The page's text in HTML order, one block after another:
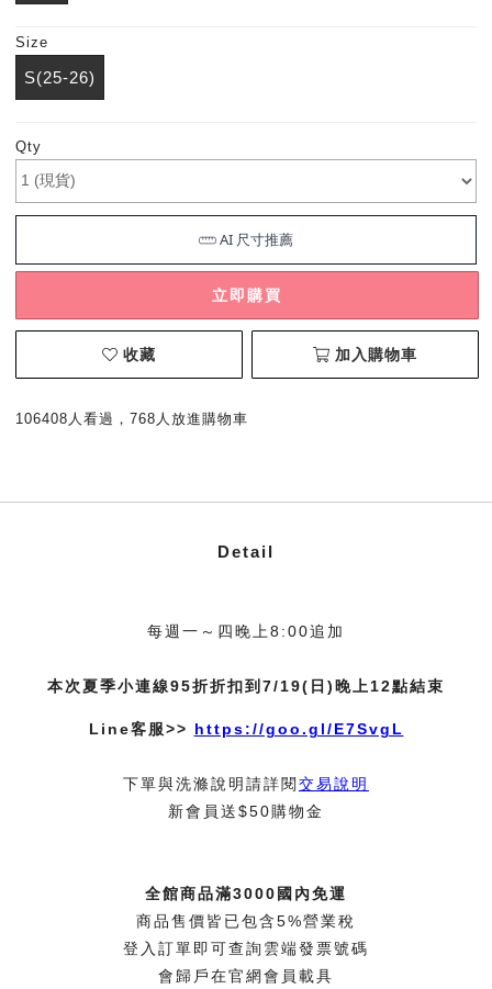
Size
S(25-26)
Qty
立即購買
收藏 加入購物車
106408人看過，768人放進購物車
Detail
每週一～四晚上8:00追加
本次夏季小連線95折折扣到7/19(日)晚上12點結束
Line客服>> https://goo.gl/E7SvgL
下單與洗滌說明請詳閱交易說明
新會員送$50購物金
全館商品滿3000國內免運
商品售價皆已包含5%營業稅
登入訂單即可查詢雲端發票號碼
會歸戶在官網會員載具